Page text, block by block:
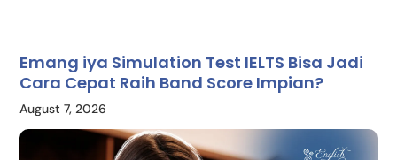
Emang iya Simulation Test IELTS Bisa Jadi
Cara Cepat Raih Band Score Impian?
August 7, 2026